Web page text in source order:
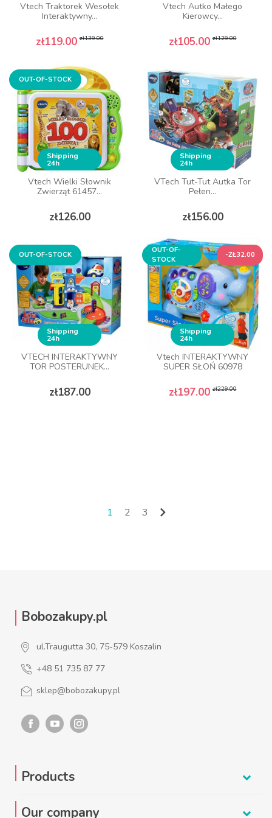
Vtech Traktorek Wesołek
Interaktywny...
zł119.00Regular price
zł139.00
Price
Vtech Autko Małego
Kierowcy...
zł105.00Regular price
zł129.00
Price
Shipping
24h
Vtech Wielki Słownik
Zwierząt 61457...
zł126.00
Price
OUT-OF-STOCK
Shipping
24h
VTech Tut-Tut Autka Tor
Pełen...
zł156.00
Price
Shipping
24h
VTECH INTERAKTYWNY
TOR POSTERUNEK...
zł187.00
Price
OUT-OF-STOCK
Shipping
24h
Vtech INTERAKTYWNY
SUPER SŁOŃ 60978
zł197.00Regular price
zł229.00
Price
OUT-OF-
STOCK
-ZŁ32.00
1 2 3 Next

Bobozakupy.pl
ul.Traugutta 30, 75-579 Koszalin
+48 51 735 87 77
sklep@bobozakupy.pl
Products
Our company